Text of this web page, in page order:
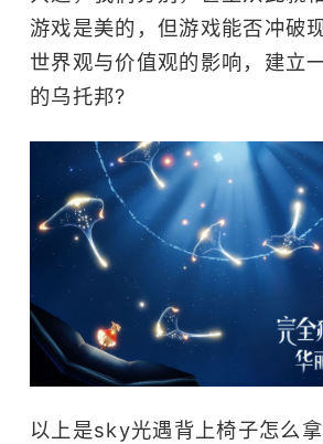
游戏是美的，但游戏能否冲破
世界观与价值观的影响，建立
的乌托邦?
以上是sky光遇背上椅子怎么